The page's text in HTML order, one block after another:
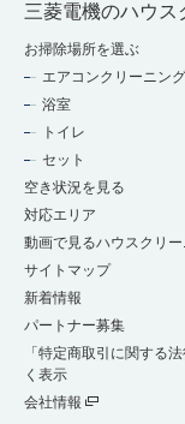
三菱電機のハウス
お掃除場所を選ぶ
エアコンクリーニング
浴室
トイレ
セット
空き状況を見る
対応エリア
動画で見るハウスクリ
サイトマップ
新着情報
パートナー募集
「特定商取引に関する
く表示
会社情報